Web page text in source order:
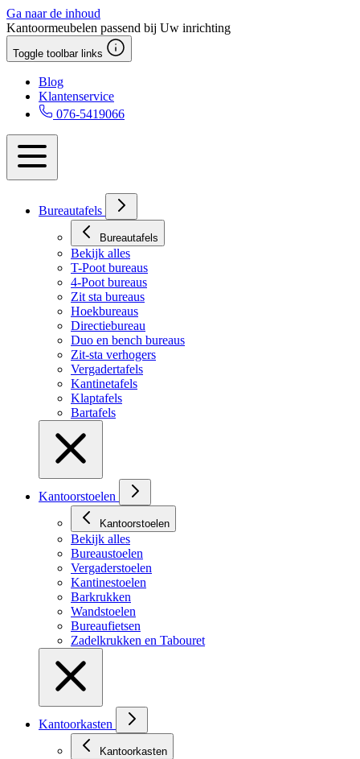
Ga naar de inhoud
Kantoormeubelen passend bij Uw inrichting
Toggle toolbar links
Blog
Klantenservice
076-5419066
Bureautafels
Bureautafels
Bekijk alles
T-Poot bureaus
4-Poot bureaus
Zit sta bureaus
Hoekbureaus
Directiebureau
Duo en bench bureaus
Zit-sta verhogers
Vergadertafels
Kantinetafels
Klaptafels
Bartafels
Kantoorstoelen
Kantoorstoelen
Bekijk alles
Bureaustoelen
Vergaderstoelen
Kantinestoelen
Barkrukken
Wandstoelen
Bureaufietsen
Zadelkrukken en Tabouret
Kantoorkasten
Kantoorkasten